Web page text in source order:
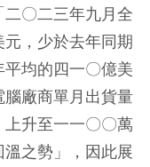
〇二三年九月全
，少於去年同期
均的四一〇億美
廠商單月出貨量
升至一一〇〇萬
之勢」，因此展